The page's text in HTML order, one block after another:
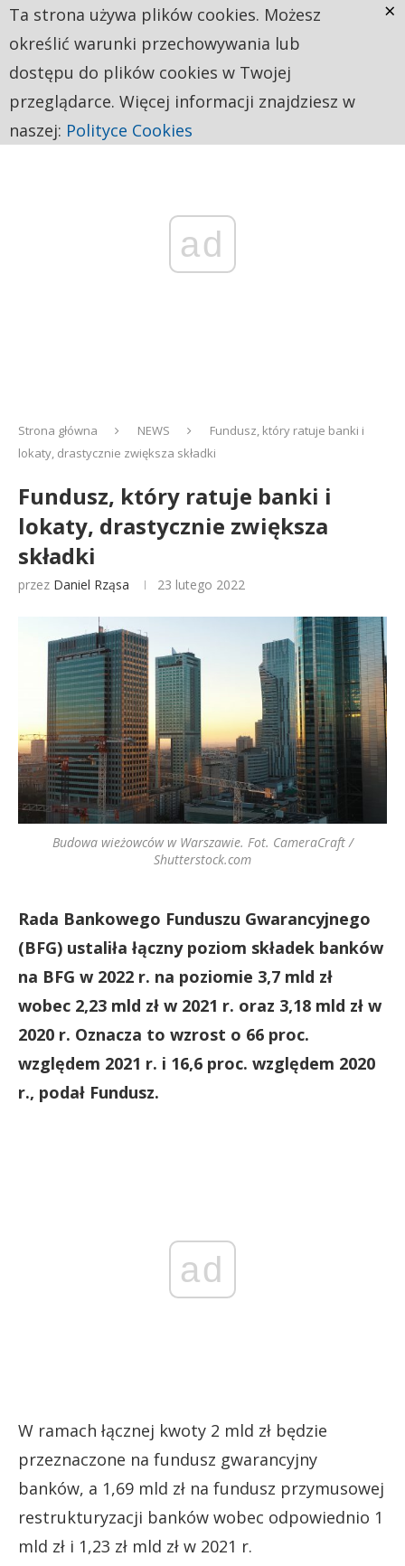
ad
Strona główna NEWS
Fundusz, który ratuje banki i
lokaty, drastycznie zwiększa składki
Fundusz, który ratuje banki i
lokaty, drastycznie zwiększa
składki
przez Daniel Rząsa 23 lutego 2022
Budowa wieżowców w Warszawie. Fot. CameraCraft /
Shutterstock.com
Rada Bankowego Funduszu Gwarancyjnego
(BFG) ustaliła łączny poziom składek banków
na BFG w 2022 r. na poziomie 3,7 mld zł
wobec 2,23 mld zł w 2021 r. oraz 3,18 mld zł w
2020 r. Oznacza to wzrost o 66 proc.
względem 2021 r. i 16,6 proc. względem 2020
r., podał Fundusz.
ad
W ramach łącznej kwoty 2 mld zł będzie
przeznaczone na fundusz gwarancyjny
banków, a 1,69 mld zł na fundusz przymusowej
restrukturyzacji banków wobec odpowiednio 1
mld zł i 1,23 zł mld zł w 2021 r.
Ta strona używa plików cookies. Możesz
określić warunki przechowywania lub
dostępu do plików cookies w Twojej
przeglądarce. Więcej informacji znajdziesz w
naszej: Polityce Cookies
×